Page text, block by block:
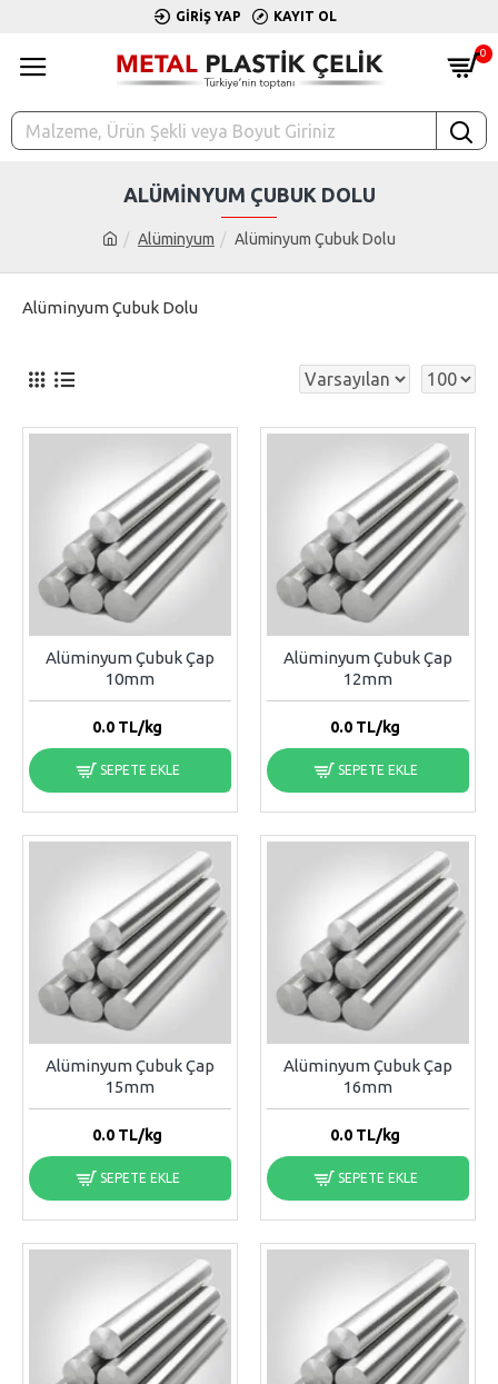
GIRIŞ YAP KAYIT OL
0
Alüminyum Alüminyum Çubuk Dolu
ALÜMINYUM ÇUBUK DOLU
Alüminyum Çubuk Dolu
Alüminyum Çubuk Çap
10mm
0.0TL/kg
SEPETE EKLE
Alüminyum Çubuk Çap
12mm
0.0TL/kg
SEPETE EKLE
Alüminyum Çubuk Çap
15mm
0.0TL/kg
SEPETE EKLE
Alüminyum Çubuk Çap
16mm
0.0TL/kg
SEPETE EKLE